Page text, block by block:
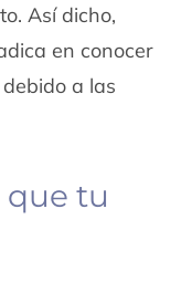
Así dicho,
en conocer
a las
que tu